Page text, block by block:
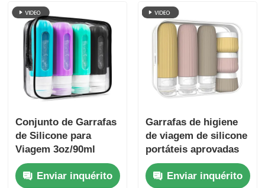
Conjunto de Garrafas
de Silicone para
Viagem 3oz/90ml
Com Janela
Transparente
Enviar inquérito
Garrafas de higiene
de viagem de silicone
portáteis aprovadas
pela TSA e à prova de
vazamento
Enviar inquérito